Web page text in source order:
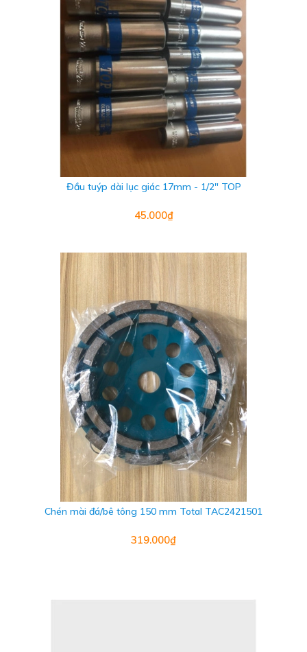
Đầu tuýp dài lục giác 17mm - 1/2" TOP
45.000₫
Chén mài đá/bê tông 150 mm Total TAC2421501
319.000₫